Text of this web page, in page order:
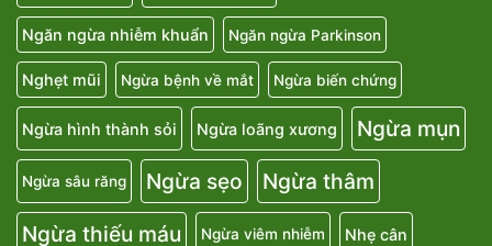
Ngăn ngừa nhiễm khuẩn Ngăn ngừa Parkinson
Nghẹt mũi Ngừa bệnh về mắt Ngừa biến chứng
Ngừa hình thành sỏi Ngừa loãng xương Ngừa mụn
Ngừa sâu răng Ngừa sẹo
Ngừa thâm
Ngừa thiếu máu
Ngừa viêm nhiễm Nhẹ cân